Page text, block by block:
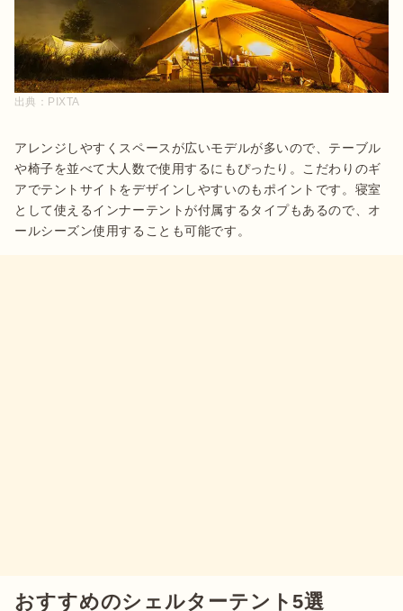
出典： PIXTA
アレンジしやすくスペースが広いモデルが多いので、テーブル
や椅子を並べて大人数で使用するにもぴったり。こだわりのギ
アでテントサイトをデザインしやすいのもポイントです。寝室
として使えるインナーテントが付属するタイプもあるので、オ
ールシーズン使用することも可能です。
おすすめのシェルターテント5選